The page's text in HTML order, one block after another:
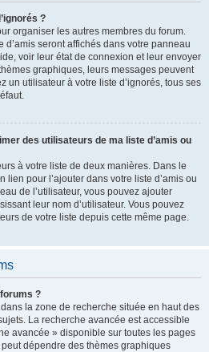
?
organiser les autres membres du forum.
d’amis seront affichés dans votre panneau
voir leur état de connexion et leur envoyer
graphiques, leurs messages peuvent
un utilisateur à votre liste d’ignorés, tous ses
des utilisateurs de ma liste d’amis ou
à votre liste de deux manières. Dans le
lien pour l’ajouter dans votre liste d’amis ou
de l’utilisateur, vous pouvez ajouter
leur nom d’utilisateur. Vous pouvez
de votre liste depuis cette même page.
?
la zone de recherche située en haut des
La recherche avancée est accessible
avancée » disponible sur toutes les pages
dépendre des thèmes graphiques